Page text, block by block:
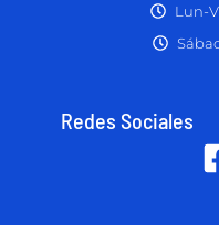
Lun-
Redes Sociales